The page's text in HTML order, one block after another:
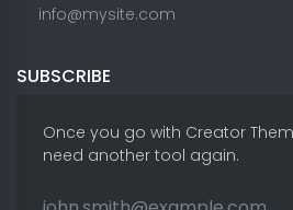
info@mysite.com
SUBSCRIBE
Once you go with Creator
need another tool again.